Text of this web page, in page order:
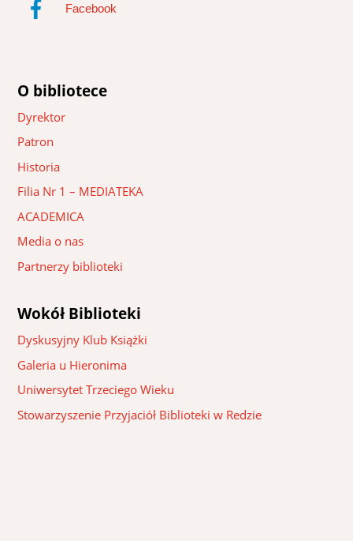
Facebook
O bibliotece
Dyrektor
Patron
Historia
Filia Nr 1 – MEDIATEKA
ACADEMICA
Media o nas
Partnerzy biblioteki
Wokół Biblioteki
Dyskusyjny Klub Książki
Galeria u Hieronima
Uniwersytet Trzeciego Wieku
Stowarzyszenie Przyjaciół Biblioteki w Redzie